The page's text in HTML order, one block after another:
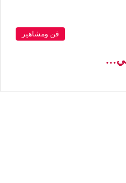
فن ومشاهير
في…